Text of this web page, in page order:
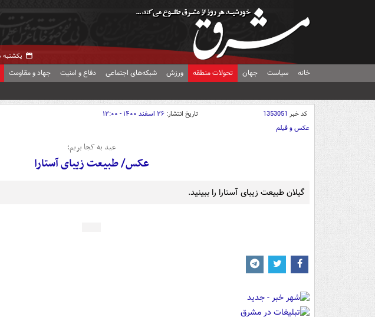
یکشنبه ۱۸ مرداد ۱۴۰۵ -
خانه سیاست جهان تحولات منطقه ورزش شبکه‌های اجتماعی دفاع و امنیت جهاد و مقاومت
کد خبر 1353051 تاریخ انتشار: ۲۶ اسفند ۱۴۰۰ - ۱۲:۰۰
عکس و فیلم
عید به کجا بریم؛
عکس/ طبیعت زیبای آستارا
گیلان طبیعت زیبای آستارا را ببینید.